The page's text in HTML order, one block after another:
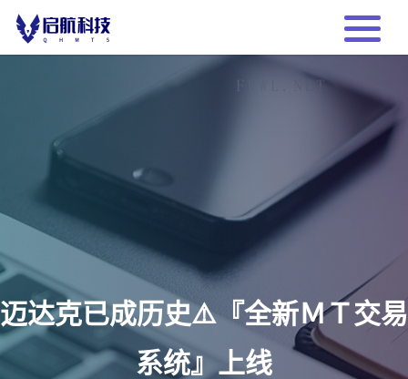
迈达克已成历史⚠️『全新ＭＴ交易
系统』上线